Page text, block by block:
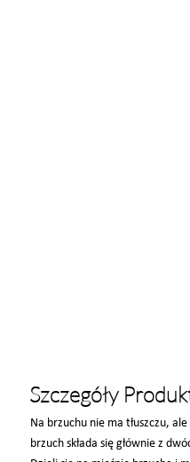
Szczegóły
Na brzuchu nie ma tłuszczu,
brzuch składa się głównie z